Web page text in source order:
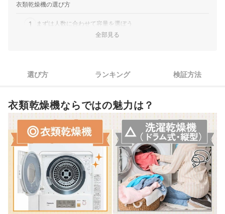
応し、ちょっと乾燥15分や縮み低減など用途別のコースをそ
Haier｜ハイアール｜衣類乾燥機｜JZ-K40A-W
薄型コンパクトで置き場所を選ばない、乾燥はゆっくりめ｜
気式を採用し、電源さえあれば置き場所を自由に選べます。
衣類乾燥機の選び方
1 まずは人数に合わせて容量を選ぼう
3 乾燥性能・仕上がり・電気代にかかわる乾燥方式を確認しよう
5 利便性を高めるプラスαの機能にも注目
衣類乾燥機全108商品おすすめ人気ランキング
売れ筋の人気衣類乾燥機全10商品を徹底比較！
衣類乾燥機に入れてはいけない素材はありますか？
排水の処理はどうすればいいですか？
うまく乾かない・乾燥時間が長いと感じたときの対処法は？
全部見る
選び方 ランキング 検証方法
衣類乾燥機ならではの魅力は？